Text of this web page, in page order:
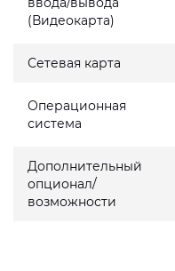
(Видеокарта)
Сетевая карта
Операционная
система
Дополнительный
опционал/
возможности